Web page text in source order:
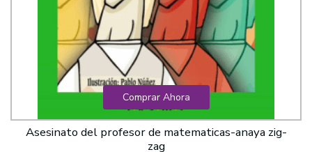
Comprar Ahora
Asesinato del profesor de matematicas-anaya zig-
zag